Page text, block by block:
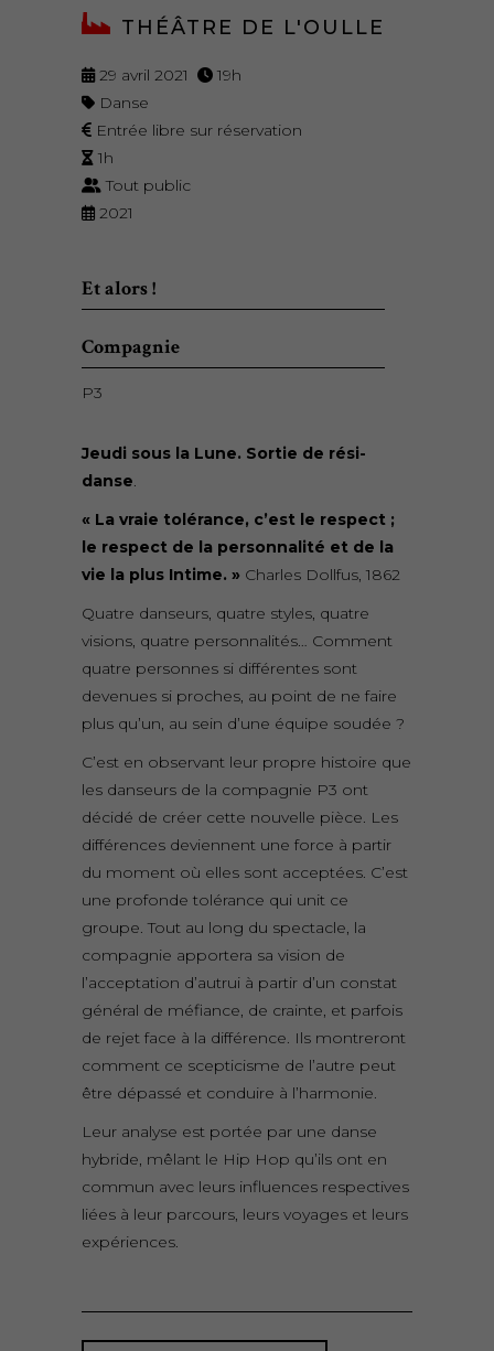
THÉÂTRE DE L'OULLE
29 avril 2021
19h
Danse
Entrée libre sur réservation
1h
Tout public
2021
Et alors !
Compagnie
P3
Jeudi sous la Lune. Sortie de rési-
danse.
« La vraie tolérance, c’est le respect ;
le respect de la personnalité et de la
vie la plus Intime. » Charles Dollfus, 1862
Quatre danseurs, quatre styles, quatre
visions, quatre personnalités… Comment
quatre personnes si différentes sont
devenues si proches, au point de ne faire
plus qu’un, au sein d’une équipe soudée ?
C’est en observant leur propre histoire que
les danseurs de la compagnie P3 ont
décidé de créer cette nouvelle pièce. Les
différences deviennent une force à partir
du moment où elles sont acceptées. C’est
une profonde tolérance qui unit ce
groupe. Tout au long du spectacle, la
compagnie apportera sa vision de
l’acceptation d’autrui à partir d’un constat
général de méfiance, de crainte, et parfois
de rejet face à la différence. Ils montreront
comment ce scepticisme de l’autre peut
être dépassé et conduire à l’harmonie.
Leur analyse est portée par une danse
hybride, mêlant le Hip Hop qu’ils ont en
commun avec leurs influences respectives
liées à leur parcours, leurs voyages et leurs
expériences.